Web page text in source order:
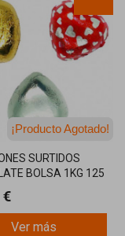
¡Última unidad!
¡Producto Agotado!
SURTIDOS
BOLSA 1KG 125
Ver más